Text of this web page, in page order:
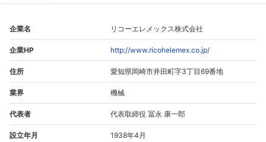
企業名 リコーエレメックス株式会社
企業HP http://www.ricohelemex.co.jp/
住所 愛知県岡崎市井田町字3丁目69番地
業界 機械
代表者 代表取締役 冨永 康一郎
設立年月 1938年4月